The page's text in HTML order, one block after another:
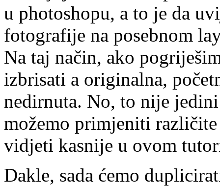
u photoshopu, a to je da
fotografije na posebnom
Na taj način, ako
izbrisati a originalna,
nedirnuta. No, to nije
možemo primjeniti
vidjeti kasnije u ovom
Dakle, sada ćemo